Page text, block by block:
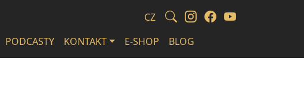
CZ
PODCASTY KONTAKT E-SHOP BLOG